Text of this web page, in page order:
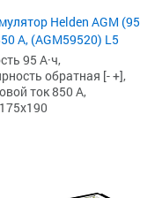
Helden AGM (95
А, (AGM59520) L5
95 А·ч,
обратная [- +],
ток 850 А,